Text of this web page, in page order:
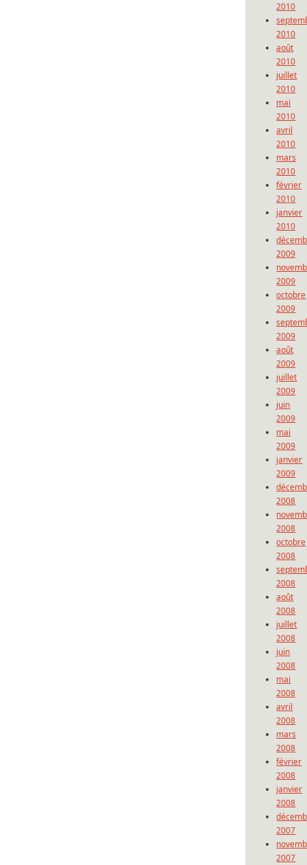
2010
2010
août
2010
juillet
2010
mai
2010
avril
2010
mars
2010
février
2010
janvier
2010
2009
2009
octobre
2009
2009
août
2009
juillet
2009
juin
2009
mai
2009
janvier
2009
2008
2008
octobre
2008
2008
août
2008
juillet
2008
juin
2008
mai
2008
avril
2008
mars
2008
février
2008
janvier
2008
2007
2007